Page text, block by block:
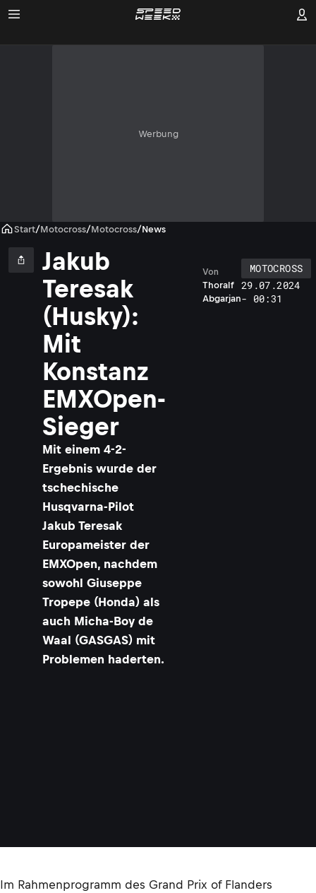
Werbung
Start/Motocross/Motocross/News
Jakub
Teresak
(Husky):
Mit
Konstanz
EMXOpen-
Sieger
Mit einem 4-2-
Ergebnis wurde der
tschechische
Husqvarna-Pilot
Jakub Teresak
Europameister der
EMXOpen, nachdem
sowohl Giuseppe
Tropepe (Honda) als
auch Micha-Boy de
Waal (GASGAS) mit
Problemen haderten.
Thoralf
Abgarjan
Von
MOTOCROSS
29.07.2024
- 00:31
Im Rahmenprogramm des Grand Prix of Flanders